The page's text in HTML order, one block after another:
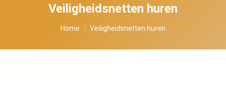
Veiligheidsnetten huren
Je bent hier:
Home Veiligheidsnetten huren